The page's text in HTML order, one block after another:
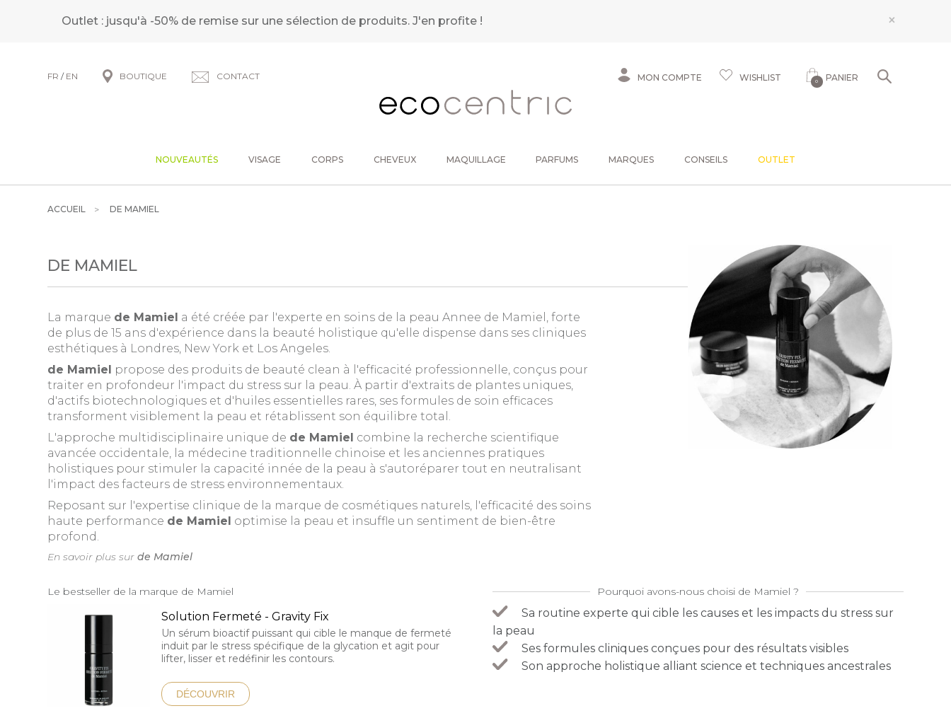
Outlet : jusqu'à -50% de remise sur une sélection de produits.J'en profite ! ×
FR / EN BOUTIQUE CONTACT MON COMPTE WISHLIST 0 PANIER
NOUVEAUTÉS VISAGE CORPS CHEVEUX MAQUILLAGE PARFUMS MARQUES CONSEILS OUTLET
ACCUEIL DE MAMIEL
DE MAMIEL
La marque de Mamiel a été créée par l'experte en soins de la peau Annee de Mamiel, forte
de plus de 15 ans d'expérience dans la beauté holistique qu'elle dispense dans ses cliniques
esthétiques à Londres, New York et Los Angeles.
de Mamiel propose des produits de beauté clean à l'efficacité professionnelle, conçus pour
traiter en profondeur l'impact du stress sur la peau. À partir d'extraits de plantes uniques,
d'actifs biotechnologiques et d'huiles essentielles rares, ses formules de soin efficaces
transforment visiblement la peau et rétablissent son équilibre total.
L'approche multidisciplinaire unique de de Mamiel combine la recherche scientifique
avancée occidentale, la médecine traditionnelle chinoise et les anciennes pratiques
holistiques pour stimuler la capacité innée de la peau à s'autoréparer tout en neutralisant
l'impact des facteurs de stress environnementaux.
Reposant sur l'expertise clinique de la marque de cosmétiques naturels, l'efficacité des soins
haute performance de Mamiel optimise la peau et insuffle un sentiment de bien-être
profond.
En savoir plus surde Mamiel
Le bestseller de la marque de Mamiel
Solution Fermeté - Gravity Fix
Un sérum bioactif puissant qui cible le manque de fermeté
induit par le stress spécifique de la glycation et agit pour
lifter, lisser et redéfinir les contours.
DÉCOUVRIR
Pourquoi avons-nous choisi de Mamiel ?
Sa routine experte qui cible les causes et les impacts du stress sur
la peau
Ses formules cliniques conçues pour des résultats visibles
Son approche holistique alliant science et techniques ancestrales